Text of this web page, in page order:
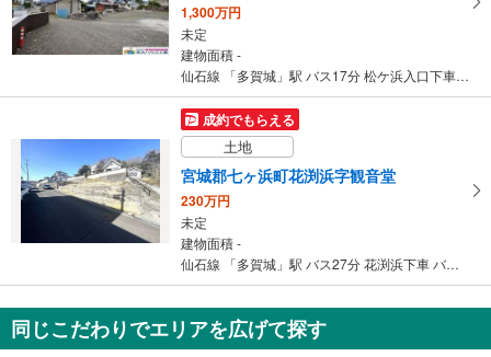
1,300万円
未定
建物面積 -
仙石線 「多賀城」駅 バス17分 松ケ浜入口下車 バス停下車 徒歩7分
成約でもらえる
土地
宮城郡七ヶ浜町花渕浜字観音堂
230万円
未定
建物面積 -
仙石線 「多賀城」駅 バス27分 花渕浜下車 バス停下車 徒歩7分
同じこだわりでエリアを広げて探す